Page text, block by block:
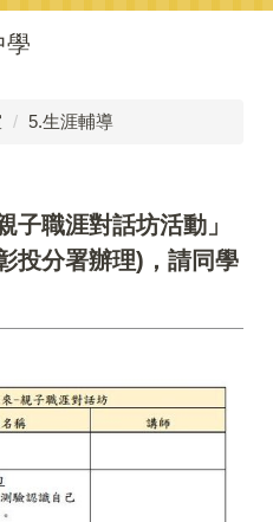
學
5.生涯輔導
子職涯對話坊活動」
投分署辦理)，請同學